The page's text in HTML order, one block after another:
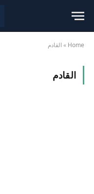
Home
» القادم
القادم